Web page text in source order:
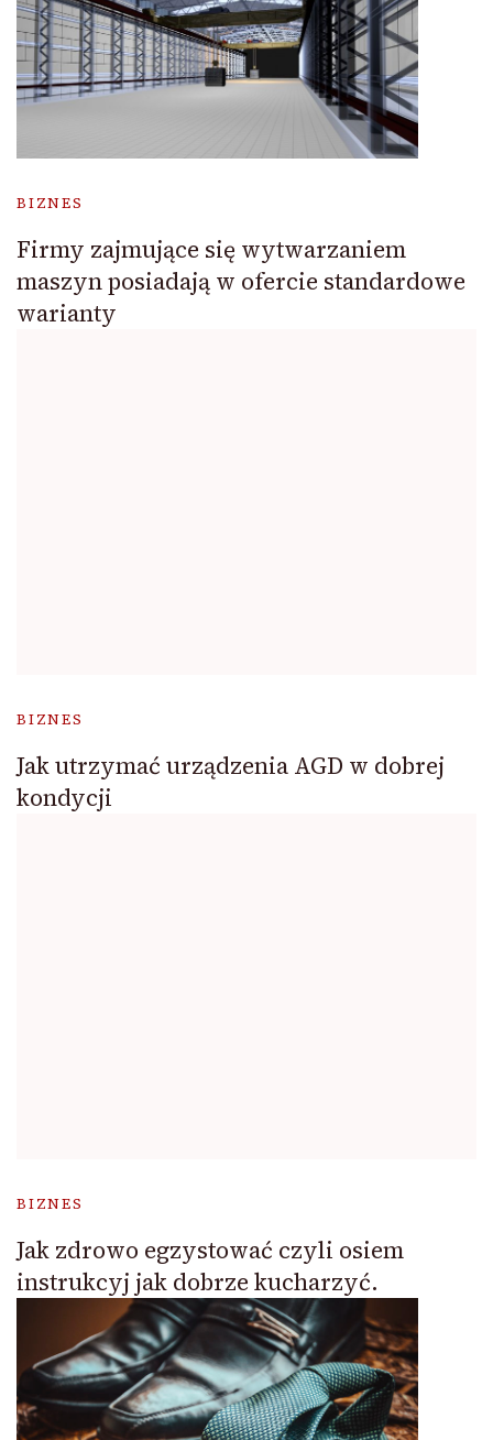
BIZNES
Firmy zajmujące się wytwarzaniem
maszyn posiadają w ofercie standardowe
warianty
BIZNES
Jak utrzymać urządzenia AGD w dobrej
kondycji
BIZNES
Jak zdrowo egzystować czyli osiem
instrukcyj jak dobrze kucharzyć.